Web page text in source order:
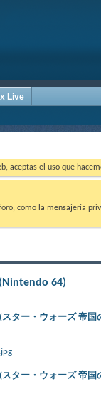
Live
aceptas el uso que
como la mensajería
(Nintendo 64)
(スター・ウォーズ 帝
(スター・ウォーズ 帝